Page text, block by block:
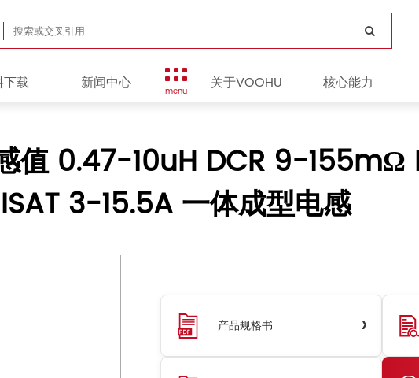
下载 新闻中心 menu 关于VOOHU 核心能力
值 0.47-10uH DCR 9-155mΩ
ISAT 3-15.5A 一体成型电感
产品规格书 ›